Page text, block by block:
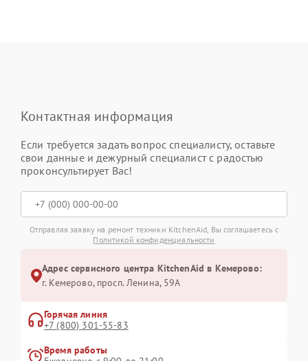
Контактная информация
Если требуется задать вопрос специалисту, оставьте
свои данные и дежурный специалист с радостью
проконсультирует Вас!
Отправляя заявку на ремонт техники KitchenAid, Вы соглашаетесь с
Политикой конфиденциальности
Адрес сервисного центра KitchenAid в Кемерово:
г. Кемерово, просп. Ленина, 59А
Горячая линия
+7 (800) 301-55-83
Время работы